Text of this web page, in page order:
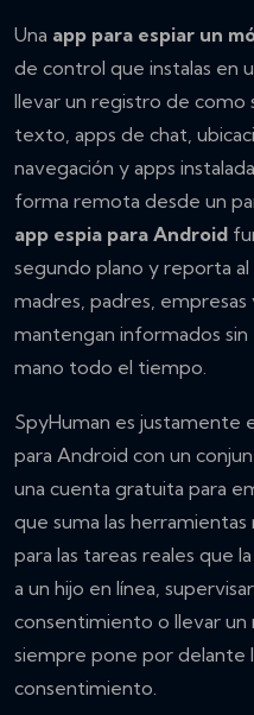
Una app para espiar un
de control que instalas en
llevar un registro de como
texto, apps de chat,
navegación y apps
forma remota desde un
app espia para Android
segundo plano y reporta
madres, padres,
mantengan informados
mano todo el tiempo.
SpyHuman es justamente
para Android con un
una cuenta gratuita para
que suma las
para las tareas reales que
a un hijo en línea,
consentimiento o llevar
siempre pone por delante
consentimiento.